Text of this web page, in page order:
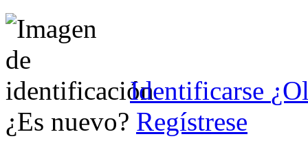
Identificarse
¿Es nuevo? Regístrese